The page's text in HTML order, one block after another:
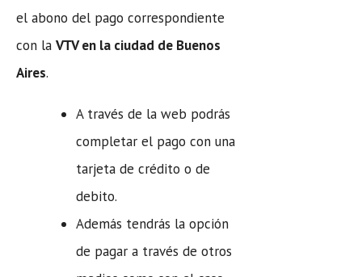
el abono del pago correspondiente
con la VTV en la ciudad de Buenos
Aires.
A través de la web podrás
completar el pago con una
tarjeta de crédito o de
debito.
Además tendrás la opción
de pagar a través de otros